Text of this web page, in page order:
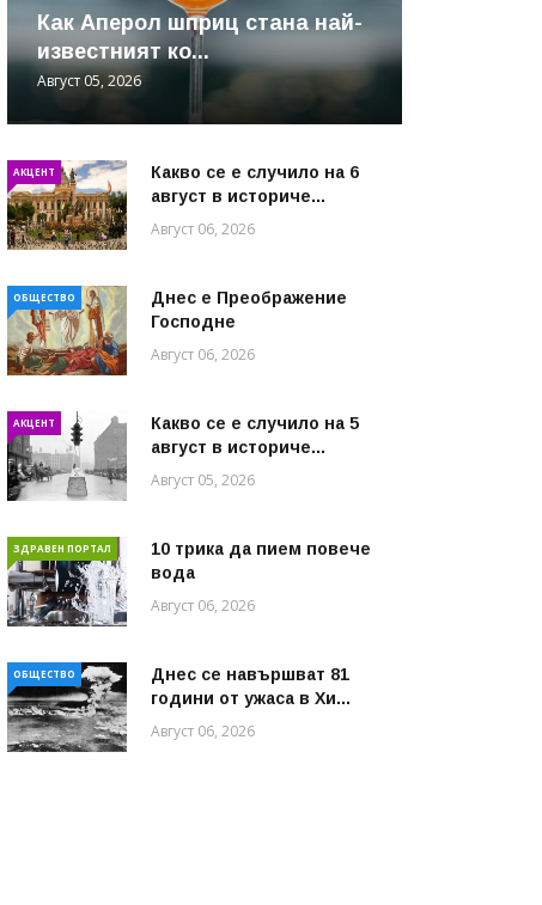
Как Аперол шприц стана най-
известният ко...
Август 05, 2026
АКЦЕНТ
Какво се е случило на 6
август в историче...
Август 06, 2026
ОБЩЕСТВО
Днес е Преображение
Господне
Август 06, 2026
АКЦЕНТ
Какво се е случило на 5
август в историче...
Август 05, 2026
ЗДРАВЕН ПОРТАЛ
10 трика да пием повече
вода
Август 06, 2026
ОБЩЕСТВО
Днес се навършват 81
години от ужаса в Хи...
Август 06, 2026